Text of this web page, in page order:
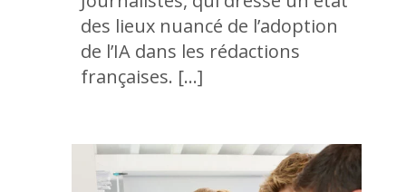
des lieux nuancé de l’adoption
de l’IA dans les rédactions
françaises. […]